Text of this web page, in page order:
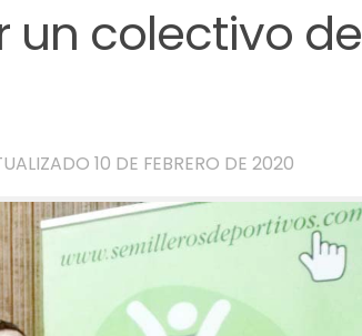
un colectivo de
10 DE FEBRERO DE 2020